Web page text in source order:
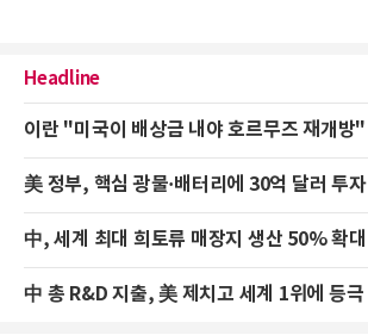
Headline
이란 "미국이 배상금 내야 호르무즈 재개방"
美 정부, 핵심 광물·배터리에 30억 달러 투자
中, 세계 최대 희토류 매장지 생산 50% 확대
中 총 R&D 지출, 美 제치고 세계 1위에 등극